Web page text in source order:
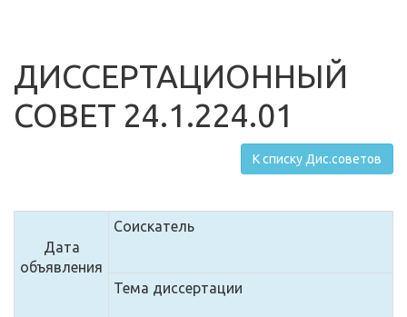
ДИССЕРТАЦИОННЫЙ
СОВЕТ 24.1.224.01
К списку Дис.советов
Дата
объявления
Соискатель
Тема диссертации